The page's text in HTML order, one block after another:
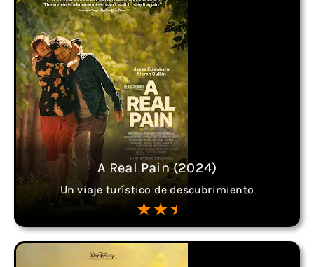
A Real Pain (2024)
Un viaje turístico de descubrimiento